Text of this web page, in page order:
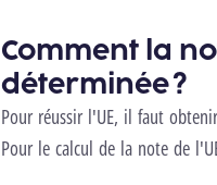
Comment la
déterminée ?
Pour réussir l'UE, il faut
Pour le calcul de la note de